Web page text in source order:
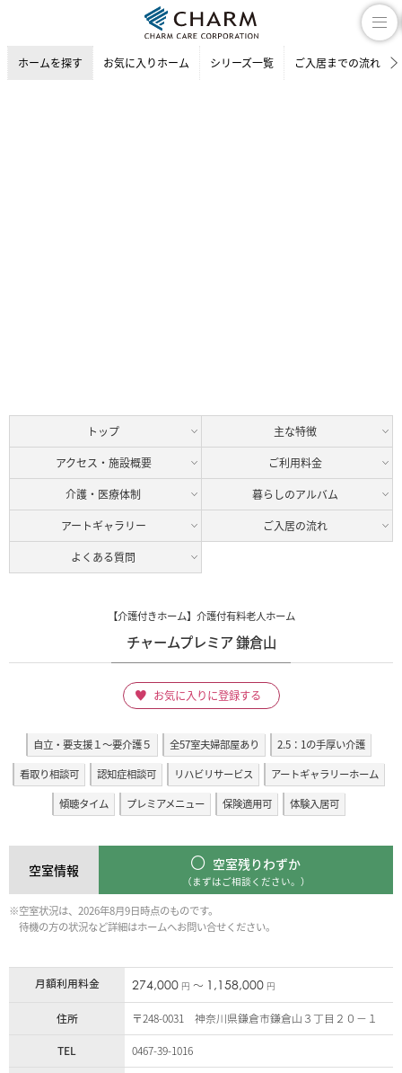
ホームを探す お気に入りホーム シリーズ一覧 ご入居までの流れ
トップ
主な特徴
アクセス・施設概要
ご利用料金
介護・医療体制
暮らしのアルバム
アートギャラリー
ご入居の流れ
よくある質問
【介護付きホーム】介護付有料老人ホーム
チャームプレミア 鎌倉山
お気に入りに登録する
自立・要支援１～要介護５ 全57室夫婦部屋あり
2.5：1の手厚い介護
看取り相談可
認知症相談可 リハビリサービス
アートギャラリーホーム
傾聴タイム
プレミアメニュー 保険適用可 体験入居可
空室情報 空室残りわずか
（まずはご相談ください。）
※空室状況は、2026年8月9日時点のものです。
待機の方の状況など詳細はホームへお問い合せください。
月額利用料金 274,000 円 〜 1,158,000 円
住所
〒248-0031 神奈川県鎌倉市鎌倉山３丁目２０−１
TEL
0467-39-1016